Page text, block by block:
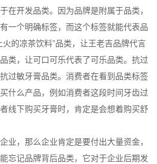
在开发品类。因为品牌是附属于品类，
一个明确标签，而这个标签就能代表品
的凉茶饮料”品类，让王老吉品牌代言
类，让可口可乐代表了可乐品类。抗过
过敏牙膏品类。消费者在看到品类标签
什么产品，例如消费者这段时间牙齿过
线下购买牙膏时，肯定是会想着购买舒
业，那么企业肯定是要付出大量资金，
忘记品牌背后品类，它对于企业后期发